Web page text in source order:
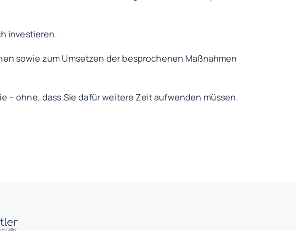
investieren.
sowie zum Umsetzen der besprochenen Maßnahmen
ohne, dass Sie dafür weitere Zeit aufwenden müssen.